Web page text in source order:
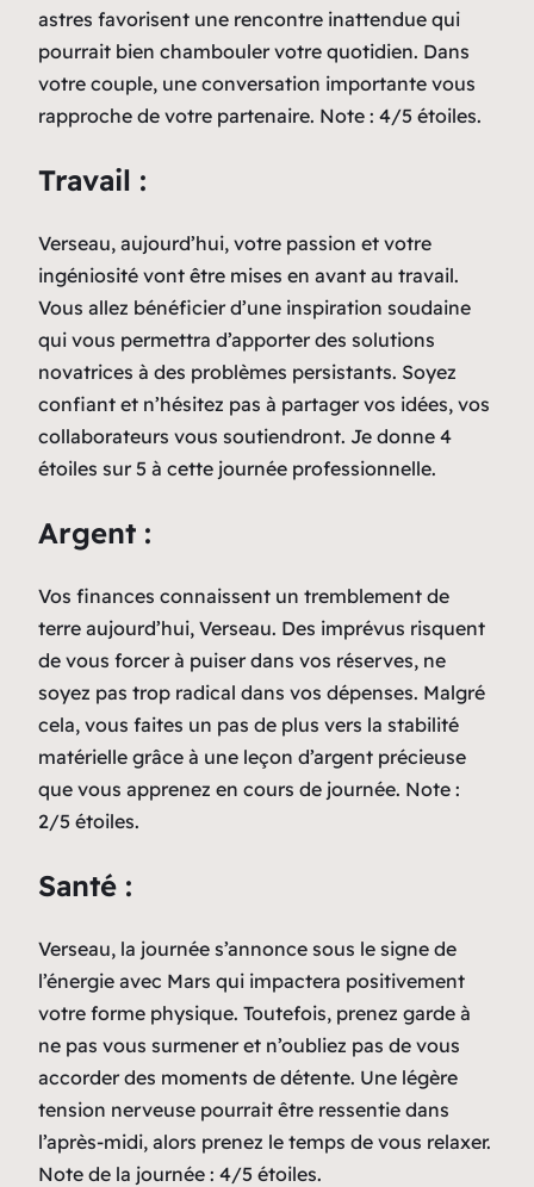
astres favorisent une rencontre inattendue qui
pourrait bien chambouler votre quotidien. Dans
votre couple, une conversation importante vous
rapproche de votre partenaire. Note : 4/5 étoiles.
Travail :
Verseau, aujourd’hui, votre passion et votre
ingéniosité vont être mises en avant au travail.
Vous allez bénéficier d’une inspiration soudaine
qui vous permettra d’apporter des solutions
novatrices à des problèmes persistants. Soyez
confiant et n’hésitez pas à partager vos idées, vos
collaborateurs vous soutiendront. Je donne 4
étoiles sur 5 à cette journée professionnelle.
Argent :
Vos finances connaissent un tremblement de
terre aujourd’hui, Verseau. Des imprévus risquent
de vous forcer à puiser dans vos réserves, ne
soyez pas trop radical dans vos dépenses. Malgré
cela, vous faites un pas de plus vers la stabilité
matérielle grâce à une leçon d’argent précieuse
que vous apprenez en cours de journée. Note :
2/5 étoiles.
Santé :
Verseau, la journée s’annonce sous le signe de
l’énergie avec Mars qui impactera positivement
votre forme physique. Toutefois, prenez garde à
ne pas vous surmener et n’oubliez pas de vous
accorder des moments de détente. Une légère
tension nerveuse pourrait être ressentie dans
l’après-midi, alors prenez le temps de vous relaxer.
Note de la journée : 4/5 étoiles.